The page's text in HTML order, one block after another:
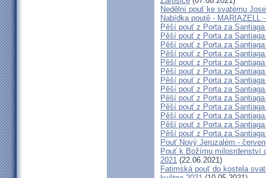
Nedělní pouť ke svatému
Nabídka poutě - MARIAZELL
Pěší pouť z Porta za
Pěší pouť z Porta za
Pěší pouť z Porta za
Pěší pouť z Porta za
Pěší pouť z Porta za
Pěší pouť z Porta za
Pěší pouť z Porta za
Pěší pouť z Porta za
Pěší pouť z Porta za
Pěší pouť z Porta za
Pěší pouť z Porta za
Pěší pouť z Porta za
Pěší pouť z Porta za
Pouť Nový Jeruzalém -
Pouť k Božímu milosrdenství
2021 (22.06.2021)
Fatimská pouť do kostela